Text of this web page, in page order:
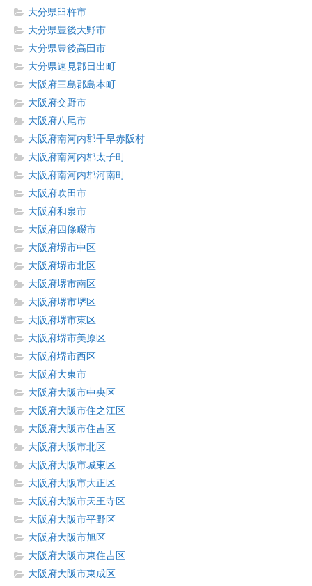
大分県臼杵市
大分県豊後大野市
大分県豊後高田市
大分県速見郡日出町
大阪府三島郡島本町
大阪府交野市
大阪府八尾市
大阪府南河内郡千早赤阪村
大阪府南河内郡太子町
大阪府南河内郡河南町
大阪府吹田市
大阪府和泉市
大阪府四條畷市
大阪府堺市中区
大阪府堺市北区
大阪府堺市南区
大阪府堺市堺区
大阪府堺市東区
大阪府堺市美原区
大阪府堺市西区
大阪府大東市
大阪府大阪市中央区
大阪府大阪市住之江区
大阪府大阪市住吉区
大阪府大阪市北区
大阪府大阪市城東区
大阪府大阪市大正区
大阪府大阪市天王寺区
大阪府大阪市平野区
大阪府大阪市旭区
大阪府大阪市東住吉区
大阪府大阪市東成区